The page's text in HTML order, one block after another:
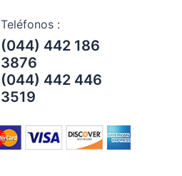
Teléfonos :
(044) 442 186
3876
(044) 442 446
3519